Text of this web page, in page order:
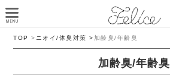
TOP > ニオイ/体臭対策 > 加齢臭/年齢臭
加齢臭/年齢臭